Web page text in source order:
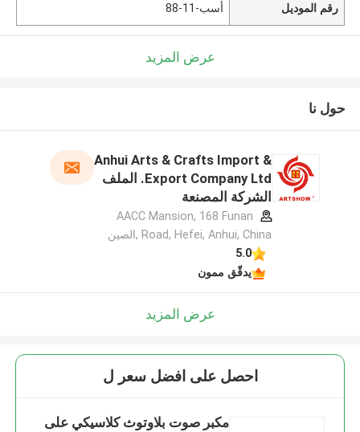
رقم الموديل أسب-11-88
عرض المزيد
حول نا
Anhui Arts & Crafts Import &
Export Company Ltd. الملف
الشركة المصنعة
AACC Mansion, 168 Funan
Road, Hefei, Anhui, China ,الصين
5.0
يدقّق ممون
عرض المزيد
احصل على افضل سعر ل
مكبر صوت بلاوتوث كلاسيكي على